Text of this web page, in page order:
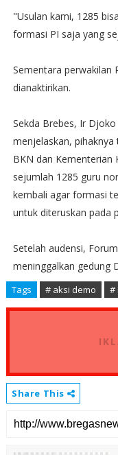
"Usulan kami, 1285
formasi PI saja yang
Sementara perwakilan
dianaktirikan.
Sekda Brebes, Ir
menjelaskan, pihaknya
BKN dan Kementerian
sejumlah 1285 guru
kembali agar formasi
untuk diteruskan pada
Setelah audensi,
meninggalkan gedung
Tags # aksi demo #
Share This